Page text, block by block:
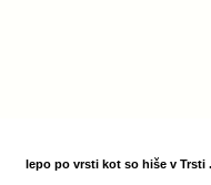
lepo po vrsti kot so hiše v Trsti